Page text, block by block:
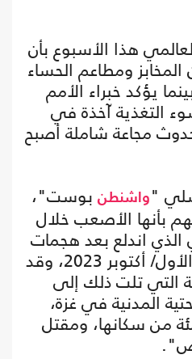
هذا الأسبوع بأن
ومطاعم الحساء
يؤكد خبراء الأمم
التغذية آخذة في
حدوث مجاعة شاملة أصبح
" واشنطن بوست"،
بأنها الأصعب خلال
اندلع بعد هجمات
حماس في 7 تشرين الأول/ أكتوبر 2023، وقد
التي تلت ذلك إلى
المدنية في غزة،
من 90 بالمئة من سكانها، ومقتل